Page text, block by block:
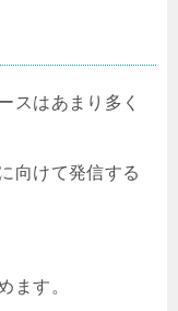
スはあまり多く
向けて発信する
ます。